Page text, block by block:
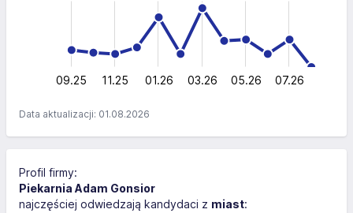
L
09.25 11.25 01.26 03.26 05.26 07.26
Data aktualizacji: 01.08.2026
Profil firmy:
Piekarnia Adam Gonsior
najczęściej odwiedzają kandydaci z miast: